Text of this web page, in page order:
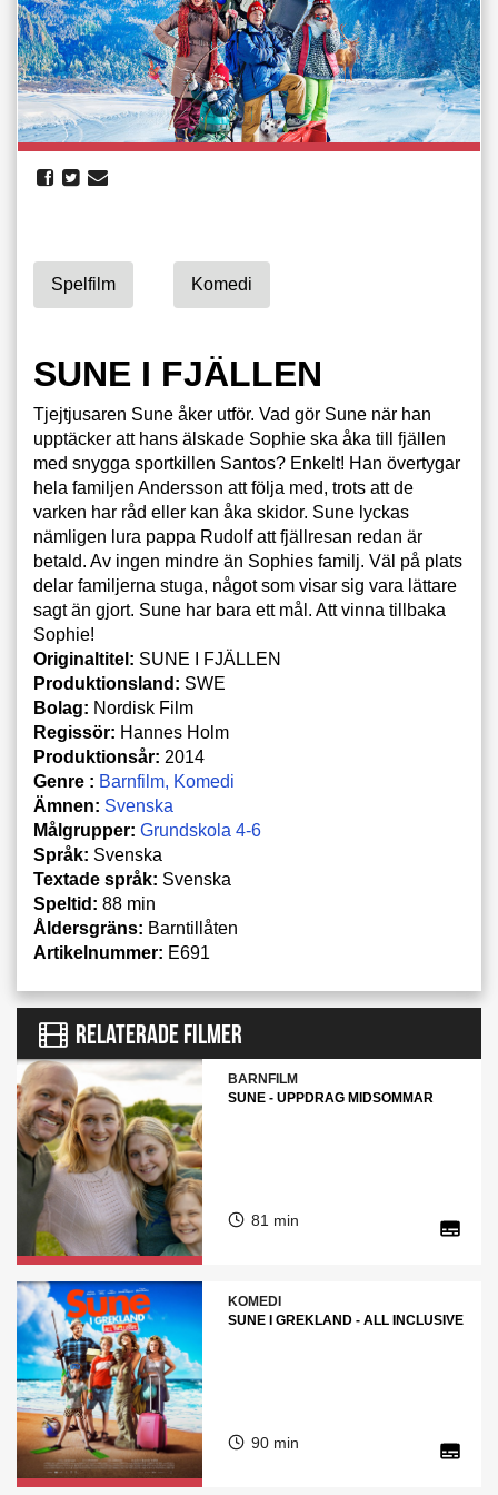
Spelfilm Komedi
SUNE I FJÄLLEN
Tjejtjusaren Sune åker utför. Vad gör Sune när han
upptäcker att hans älskade Sophie ska åka till fjällen
med snygga sportkillen Santos? Enkelt! Han övertygar
hela familjen Andersson att följa med, trots att de
varken har råd eller kan åka skidor. Sune lyckas
nämligen lura pappa Rudolf att fjällresan redan är
betald. Av ingen mindre än Sophies familj. Väl på plats
delar familjerna stuga, något som visar sig vara lättare
sagt än gjort. Sune har bara ett mål. Att vinna tillbaka
Sophie!
Originaltitel: SUNE I FJÄLLEN
Produktionsland: SWE
Bolag: Nordisk Film
Regissör: Hannes Holm
Produktionsår: 2014
Genre : Barnfilm Komedi
Ämnen: Svenska
Målgrupper: Grundskola 4-6
Språk: Svenska
Textade språk: Svenska
Speltid: 88 min
Åldersgräns: Barntillåten
Artikelnummer: E691
RELATERADE FILMER
BARNFILM
SUNE - UPPDRAG MIDSOMMAR
81 min
KOMEDI
SUNE I GREKLAND - ALL INCLUSIVE
90 min